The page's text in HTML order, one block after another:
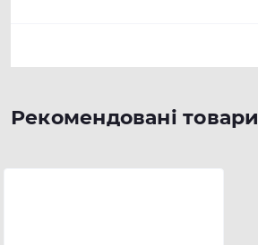
Рекомендовані товари